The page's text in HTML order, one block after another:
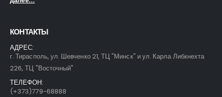
КОНТАКТЫ
АДРЕС:
г. Тирасполь, ул. Шевченко 21, ТЦ "Минск" и ул. Карла Либкнехта
226, ТЦ "Восточный"
ТЕЛЕФОН:
(+373)779-68888